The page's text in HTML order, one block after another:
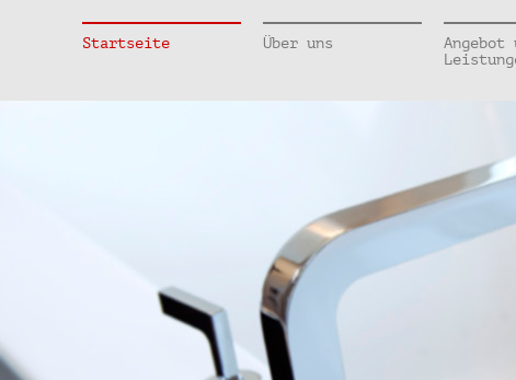
Startseite Über uns
Angebot